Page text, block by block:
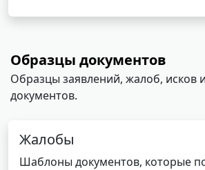
Образцы документов
Образцы заявлений, жалоб, исков
документов.
Жалобы
Шаблоны документов, которые